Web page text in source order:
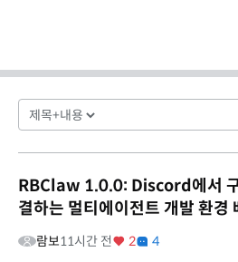
RBClaw 1.0.0: Discord에서
결하는 멀티에이전트 개발 환경
람보11시간 전 2 4